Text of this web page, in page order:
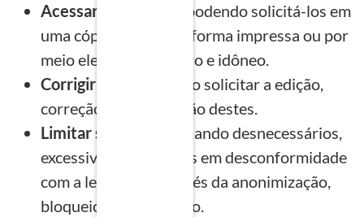
Acessar seus dados
, podendo solicitá-los em
uma cópia legível sob forma impressa ou por
meio eletrônico, seguro e idôneo.
Corrigir seus dados
, ao solicitar a edição,
correção ou atualização destes.
Limitar seus dados
quando desnecessários,
excessivos ou tratados em desconformidade
com a legislação através da anonimização,
bloqueio ou eliminação.